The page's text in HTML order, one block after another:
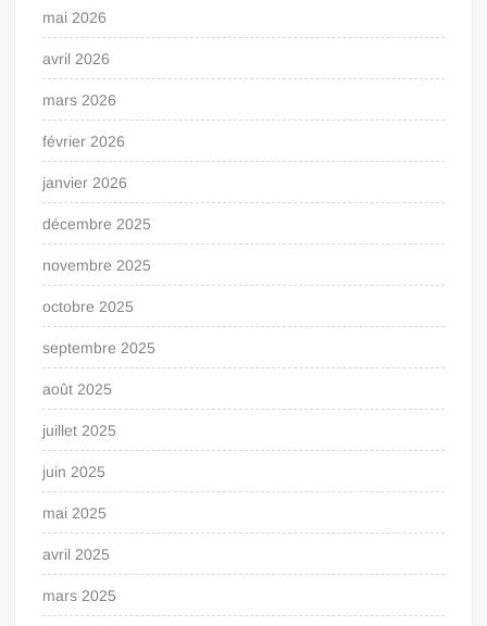
mai 2026
avril 2026
mars 2026
février 2026
janvier 2026
décembre 2025
novembre 2025
octobre 2025
septembre 2025
août 2025
juillet 2025
juin 2025
mai 2025
avril 2025
mars 2025